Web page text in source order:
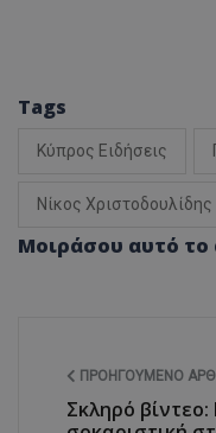
Tags
Κύπρος Ειδήσεις
Νίκος Χριστοδουλίδης
Μοιράσου αυτό το
ΠΡΟΗΓΟΎΜΕΝΟ
Σκληρό